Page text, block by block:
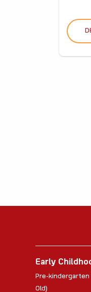
Early
Pre-kindergarten
Old)